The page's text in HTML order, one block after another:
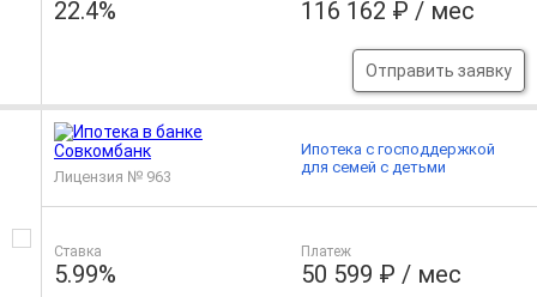
22.4% 116 162 ₽ / мес
Отправить заявку
Лицензия № 963
Ставка
5.99%
Платеж
50 599 ₽ / мес
Ипотека с господдержкой
для семей с детьми